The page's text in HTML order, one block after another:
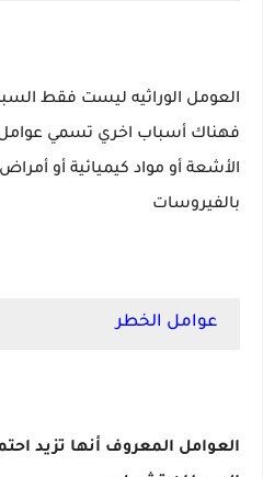
العومل الوراثيه ليست فقط
فهناك أسباب اخري تسمي عوامل
الأشعة أو مواد كيميائية أو
بالفيروسات
عوامل الخطر
العوامل المعروف أنها تزيد